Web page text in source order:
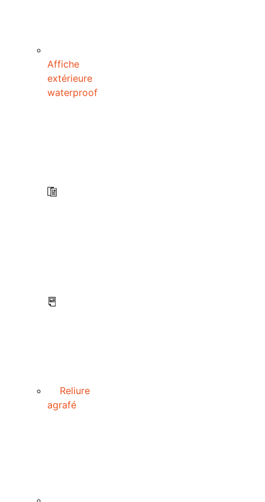
Reliure
agrafé
Affiche
extérieure
waterproof